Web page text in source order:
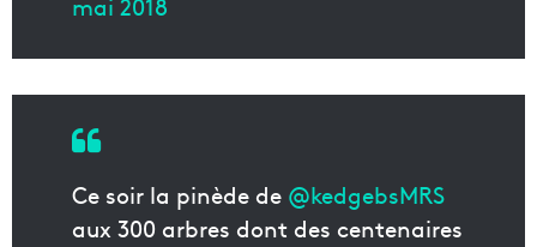
mai 2018
Ce soir la pinède de @kedgebsMRS
aux 300 arbres dont des centenaires